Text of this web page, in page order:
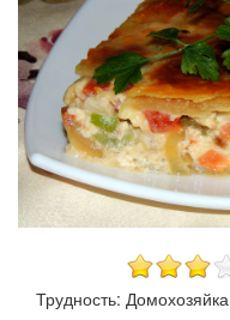
Трудность: Домохозяйка